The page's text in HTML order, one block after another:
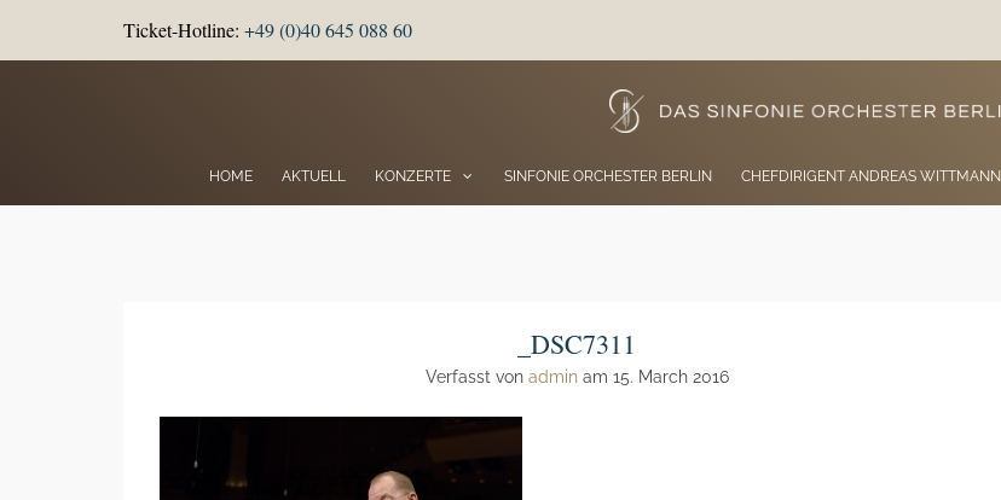
Ticket-Hotline: +49 (0)40 645 088 60
HOME AKTUELL KONZERTE SINFONIE ORCHESTER BERLIN CHEFDIRIGENT ANDREAS WITTMANN
_DSC7311
Verfasst von adminam 15. March 2016